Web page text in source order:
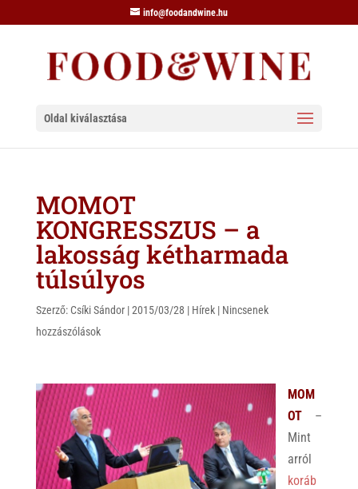
info@foodandwine.hu
Oldal kiválasztása
MOMOT
KONGRESSZUS – a
lakosság kétharmada
túlsúlyos
Szerző: Csíki Sándor|2015/03/28 | Hírek| Nincsenek
hozzászólások
MOM
OT–
Mint
arról
koráb